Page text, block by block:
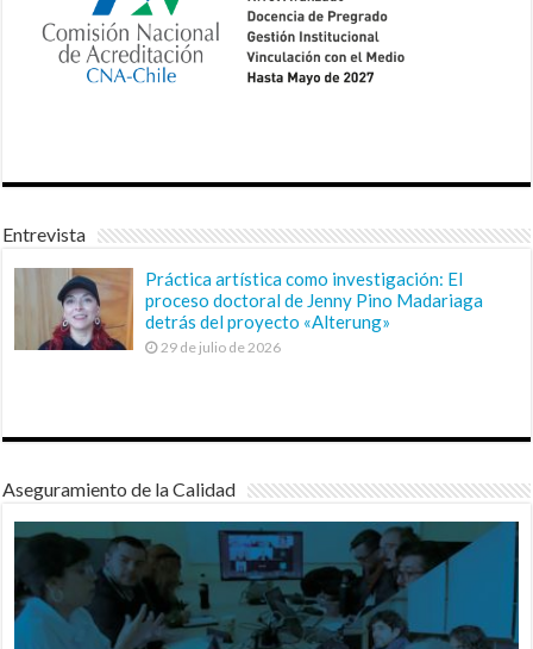
Entrevista
Práctica artística como investigación: El
proceso doctoral de Jenny Pino Madariaga
detrás del proyecto «Alterung»
29 de julio de 2026
Aseguramiento de la Calidad